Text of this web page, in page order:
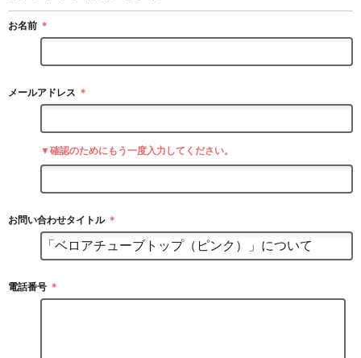
お名前 ＊
メールアドレス ＊
▼確認のためにもう一度入力してください。
お問い合わせタイトル ＊
電話番号 ＊